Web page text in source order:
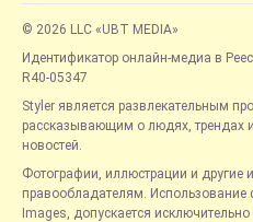
© 2026 LLC «UBT MEDIA»
Идентификатор онлайн-медиа в
R40-05347
Styler является развлекательным
рассказывающим о людях, трендах и
новостей.
Фотографии, иллюстрации и другие
правообладателям. Использование
Images, допускается